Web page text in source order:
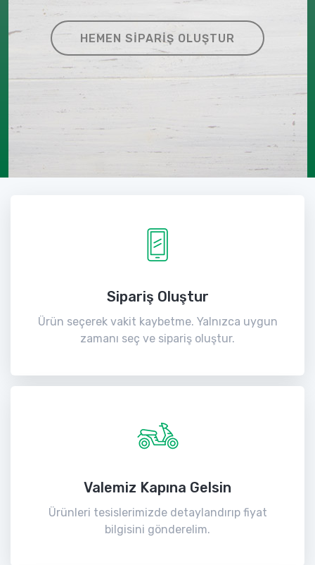
HEMEN SIPARIŞ OLUŞTUR
Sipariş Oluştur
Ürün seçerek vakit kaybetme. Yalnızca uygun
zamanı seç ve sipariş oluştur.
Valemiz Kapına Gelsin
Ürünleri tesislerimizde detaylandırıp fiyat
bilgisini gönderelim.